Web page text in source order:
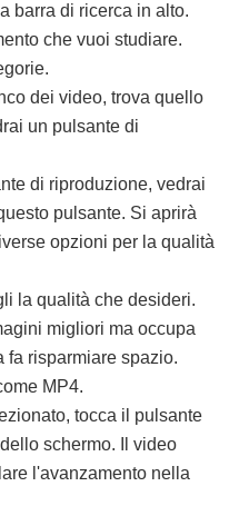
barra di ricerca in alto.
che vuoi studiare.
dei video, trova quello
un pulsante di
di riproduzione, vedrai
pulsante. Si aprirà
opzioni per la qualità
la qualità che desideri.
migliori ma occupa
fa risparmiare spazio.
MP4.
tocca il pulsante
schermo. Il video
l'avanzamento nella